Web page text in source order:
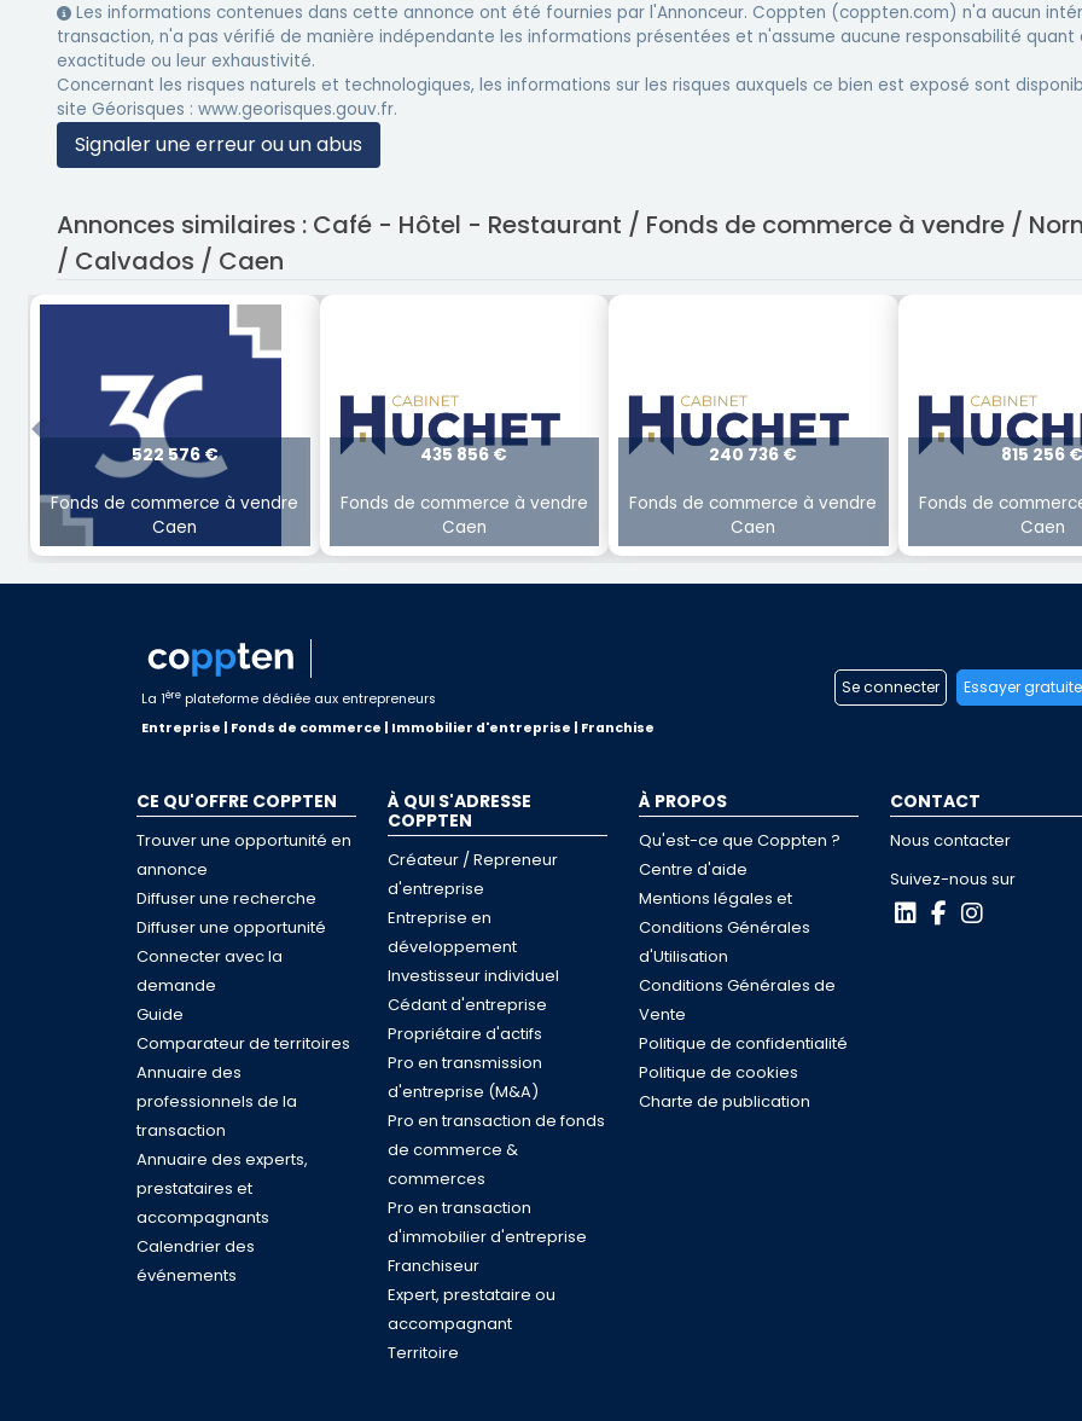
Les informations contenues dans cette annonce ont été fournies par l'Annonceur. Coppten (coppten.com) n'a aucun
transaction, n'a pas vérifié de manière indépendante les informations présentées et n'assume aucune responsabilité quant
exactitude ou leur exhaustivité.
Concernant les risques naturels et technologiques, les informations sur les risques auxquels ce bien est exposé sont
site Géorisques : www.georisques.gouv.fr.
Signaler une erreur ou un abus
Annonces similaires : Café - Hôtel - Restaurant / Fonds de commerce à vendre /
/ Calvados / Caen
522 576 €
Fonds de commerce à vendre
Caen
435 856 €
Fonds de commerce à vendre
Caen
240 736 €
Fonds de commerce à vendre
Caen
815 256
Fonds de
Caen
Previous
La 1ère plateforme dédiée aux entrepreneurs
Entreprise | Fonds de commerce | Immobilier d'entreprise | Franchise
Se connecter Essayer
CE QU'OFFRE COPPTEN
Trouver une opportunité en
annonce
Diffuser une recherche
Diffuser une opportunité
Connecter avec la
demande
Guide
Comparateur de territoires
Annuaire des
professionnels de la
transaction
Annuaire des experts,
prestataires et
accompagnants
Calendrier des
événements
À QUI S'ADRESSE
COPPTEN
Créateur / Repreneur
d'entreprise
Entreprise en
développement
Investisseur individuel
Cédant d'entreprise
Propriétaire d'actifs
Pro en transmission
d'entreprise (M&A)
Pro en transaction de fonds
de commerce &
commerces
Pro en transaction
d'immobilier d'entreprise
Franchiseur
Expert, prestataire ou
accompagnant
Territoire
À PROPOS
Qu'est-ce que Coppten ?
Centre d'aide
Mentions légales et
Conditions Générales
d'Utilisation
Conditions Générales de
Vente
Politique de confidentialité
Politique de cookies
Charte de publication
CONTACT
Nous contacter
Suivez-nous sur